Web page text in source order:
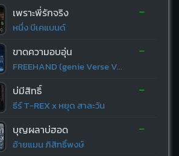
เพราะพี่รักจริง
หนึ่ง บีเคแบนด์
-
ขาดความอบอุ่น
FREEHAND (genie Verse Vol.1)
-
บ่มีสิทธิ์
ธีร์ T-REX x หยุด สาละวัน
-
บุญผลาบ่ฮอด
อ้ายแมน ภิสิทธิ์พงษ์
-